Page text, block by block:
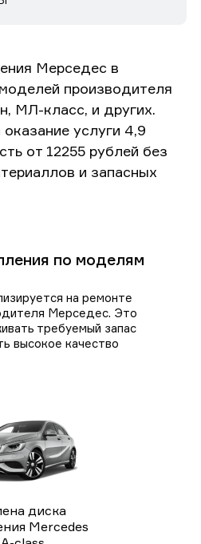
Мерседес в
производителя
МЛ-класс, и других.
услуги 4,9
от 12255 рублей без
и запасных
по моделям
на ремонте
Мерседес. Это
требуемый запас
высокое качество
диска
Mercedes